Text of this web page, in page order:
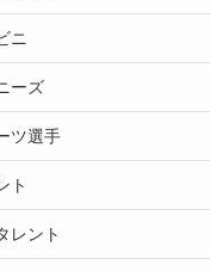
ニ
ーズ
ツ選手
ト
レント